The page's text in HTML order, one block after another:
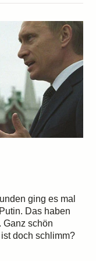
ging es mal
Das haben
Ganz schön
doch schlimm?